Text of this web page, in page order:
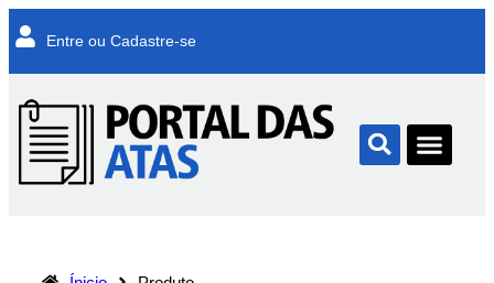
Entre ou Cadastre-se